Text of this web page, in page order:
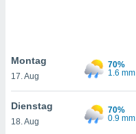
Montag
17. Aug
70%
1.6 mm
Dienstag
18. Aug
70%
0.9 mm